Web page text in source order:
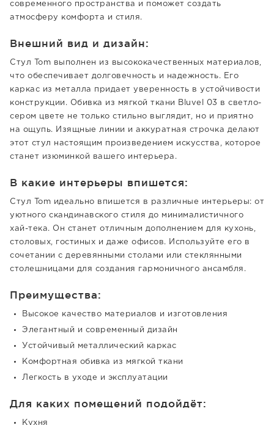
современного пространства и поможет создать
атмосферу комфорта и стиля.
Внешний вид и дизайн:
Стул Tom выполнен из высококачественных материалов,
что обеспечивает долговечность и надежность. Его
каркас из металла придает уверенность в устойчивости
конструкции. Обивка из мягкой ткани Bluvel 03 в светло-
сером цвете не только стильно выглядит, но и приятно
на ощупь. Изящные линии и аккуратная строчка делают
этот стул настоящим произведением искусства, которое
станет изюминкой вашего интерьера.
В какие интерьеры впишется:
Стул Tom идеально впишется в различные интерьеры: от
уютного скандинавского стиля до минималистичного
хай-тека. Он станет отличным дополнением для кухонь,
столовых, гостиных и даже офисов. Используйте его в
сочетании с деревянными столами или стеклянными
столешницами для создания гармоничного ансамбля.
Преимущества:
Высокое качество материалов и изготовления
Элегантный и современный дизайн
Устойчивый металлический каркас
Комфортная обивка из мягкой ткани
Легкость в уходе и эксплуатации
Для каких помещений подойдёт:
Кухня